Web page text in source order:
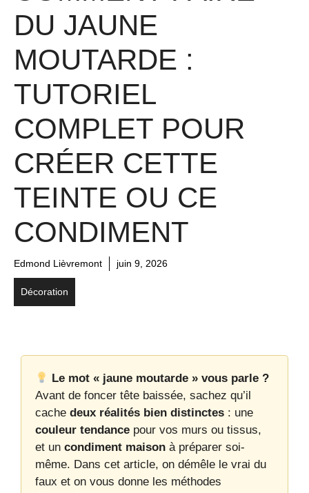
DU JAUNE
MOUTARDE :
TUTORIEL
COMPLET POUR
CRÉER CETTE
TEINTE OU CE
CONDIMENT
Edmond Lièvremont juin 9, 2026
Décoration
Le mot « jaune moutarde » vous parle ?
Avant de foncer tête baissée, sachez qu’il
cache deux réalités bien distinctes : une
couleur tendance pour vos murs ou tissus,
et un condiment maison à préparer soi-
même. Dans cet article, on démêle le vrai du
faux et on vous donne les méthodes